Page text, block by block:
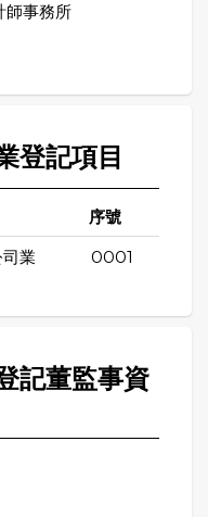
師事務所
登記項目
序號
業 0001
記董監事資